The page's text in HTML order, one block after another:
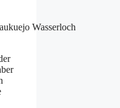
Wasserloch